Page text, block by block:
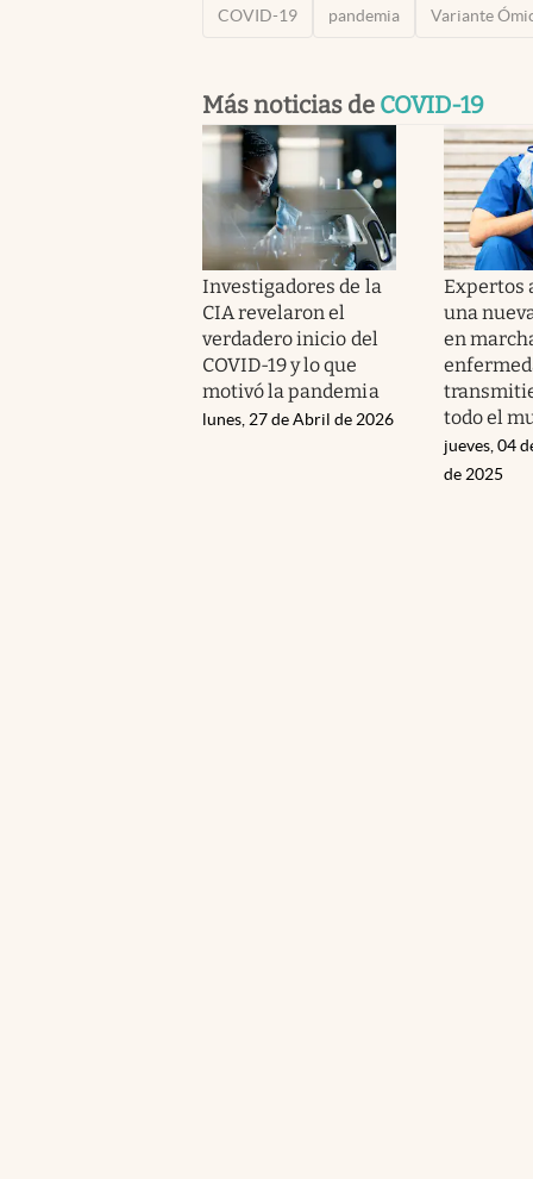
COVID-19 pandemia Variante
Más noticias de COVID-19
Investigadores de la
CIA revelaron el
verdadero inicio del
COVID-19 y lo que
motivó la pandemia
lunes, 27 de Abril de 2026
Expertos
una
en
todo el
jueves, 04
de 2025